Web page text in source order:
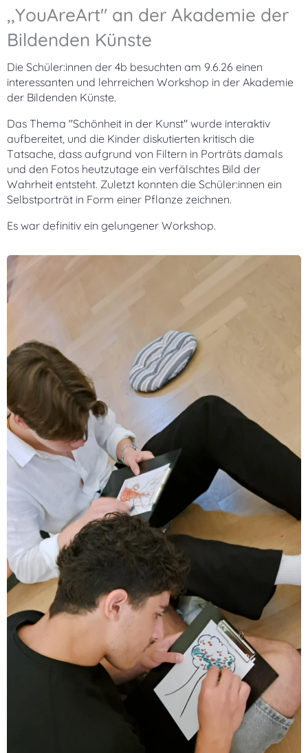
,,YouAreArt" an der Akademie der
Bildenden Künste
Die Schüler:innen der 4b besuchten am 9.6.26 einen
interessanten und lehrreichen Workshop in der Akademie
der Bildenden Künste.
Das Thema "Schönheit in der Kunst" wurde interaktiv
aufbereitet, und die Kinder diskutierten kritisch die
Tatsache, dass aufgrund von Filtern in Porträts damals
und den Fotos heutzutage ein verfälschtes Bild der
Wahrheit entsteht. Zuletzt konnten die Schüler:innen ein
Selbstporträt in Form einer Pflanze zeichnen.
Es war definitiv ein gelungener Workshop.